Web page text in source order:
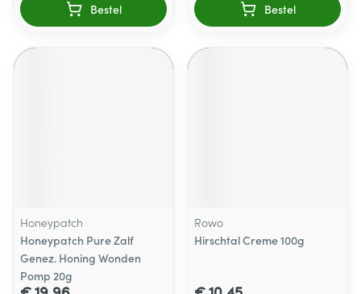
Bestel Bestel
Honeypatch
Honeypatch Pure Zalf
Genez. Honing Wonden
Pomp 20g
Rowo
Hirschtal Creme 100g